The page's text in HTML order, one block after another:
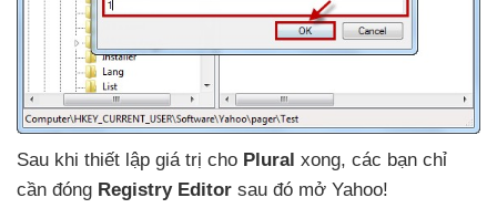
Sau khi thiết lập giá trị cho Plural xong, các bạn chỉ
cần đóng Registry Editor sau đó mở Yahoo!